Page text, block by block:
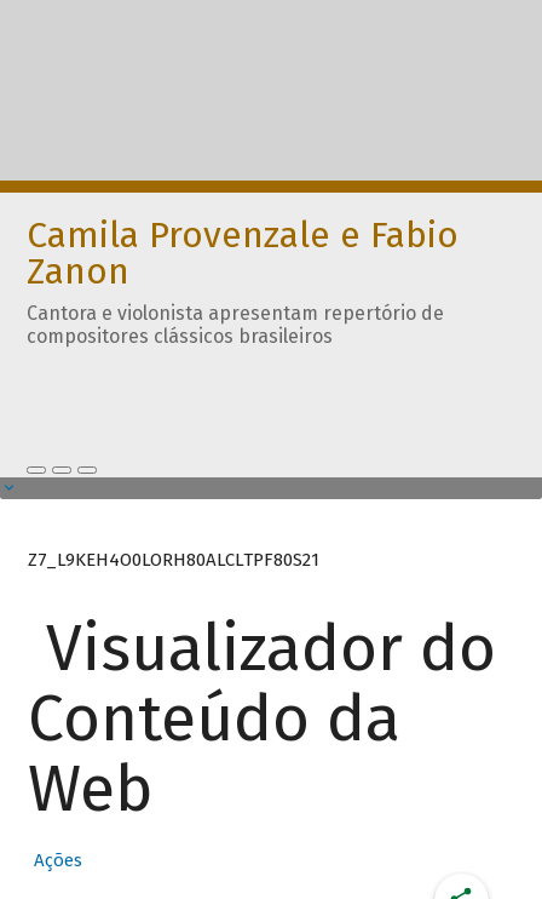
Camila Provenzale e Fabio
Zanon
Cantora e violonista apresentam repertório de
compositores clássicos brasileiros
Z7_L9KEH4O0LORH80ALCLTPF80S21
Visualizador do
Conteúdo da
Web
Ações